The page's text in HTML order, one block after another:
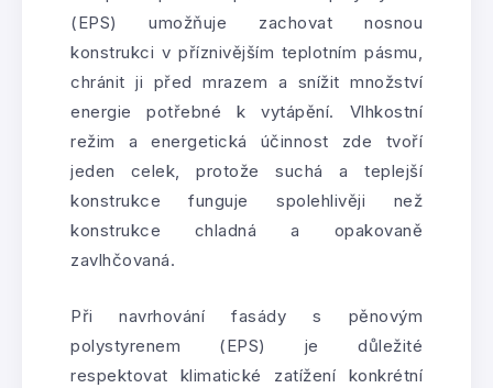
(EPS) umožňuje zachovat nosnou
konstrukci v příznivějším teplotním pásmu,
chránit ji před mrazem a snížit množství
energie potřebné k vytápění. Vlhkostní
režim a energetická účinnost zde tvoří
jeden celek, protože suchá a teplejší
konstrukce funguje spolehlivěji než
konstrukce chladná a opakovaně
zavlhčovaná.
Při navrhování fasády s pěnovým
polystyrenem (EPS) je důležité
respektovat klimatické zatížení konkrétní